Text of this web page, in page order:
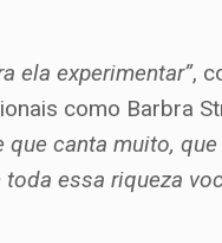
ela experimentar”,
como Barbra
que canta muito,
essa riqueza